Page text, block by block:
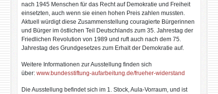
nach 1945 Menschen für das Recht auf Demokratie und Freiheit
einsetzten, auch wenn sie einen hohen Preis zahlen mussten.
Aktuell würdigt diese Zusammenstellung couragierte Bürgerinnen
und Bürger im östlichen Teil Deutschlands zum 35. Jahrestag der
Friedlichen Revolution von 1989 und ruft auch nach dem 75.
Jahrestag des Grundgesetzes zum Erhalt der Demokratie auf.
Weitere Informationen zur Ausstellung finden sich
über: www.bundesstiftung-aufarbeitung.de/frueher-widerstand
Die Ausstellung befindet sich im 1. Stock, Aula-Vorraum, und ist